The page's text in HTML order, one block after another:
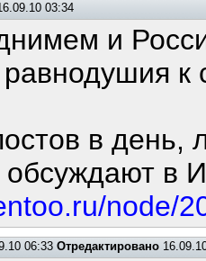
03:34
и
к
в день,
в
node/
06:33Отредактировано